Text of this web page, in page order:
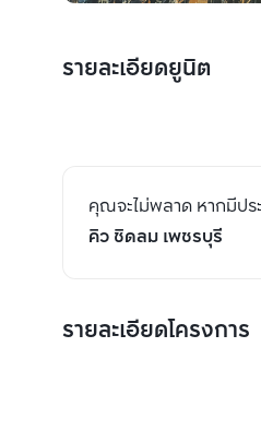
รายละเอียดยูนิต
คุณจะไม่พลาด หากมีปร
คิว ชิดลม เพชรบุรี
รายละเอียดโครงการ